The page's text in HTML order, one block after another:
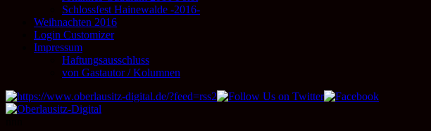
Schlossfest Hainewalde -2016-
Weihnachten 2016
Login Customizer
Impressum
Haftungsausschluss
von Gastautor / Kolumnen